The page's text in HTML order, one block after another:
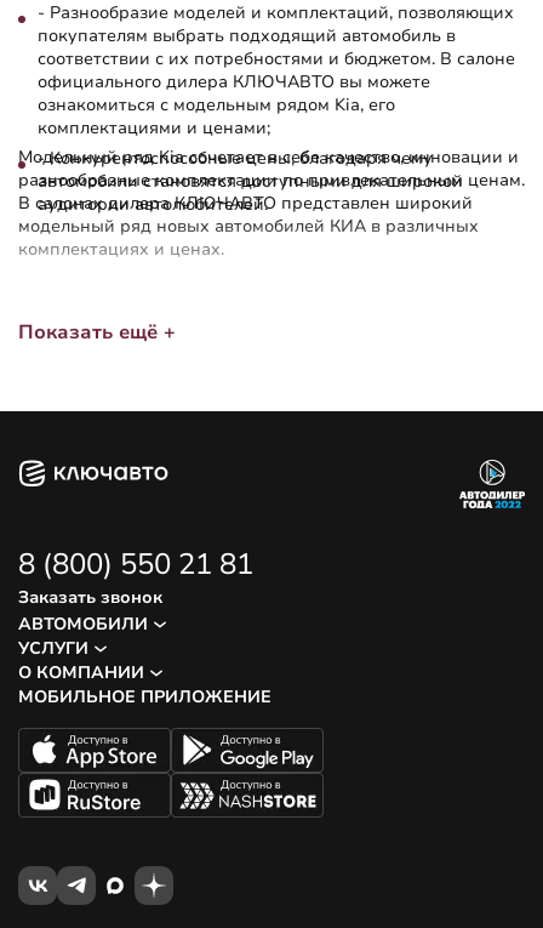
- Разнообразие моделей и комплектаций, позволяющих
покупателям выбрать подходящий автомобиль в
соответствии с их потребностями и бюджетом. В салоне
официального дилера КЛЮЧАВТО вы можете
ознакомиться с модельным рядом Kia, его
комплектациями и ценами;
- Конкурентоспособные цены, благодаря чему
автомобили становятся доступными для широкой
аудитории автолюбителей.
Модельный ряд Kia сочетает в себе качество, инновации и
разнообразные комплектации по привлекательным ценам.
В салонах дилера КЛЮЧАВТО представлен широкий
модельный ряд новых автомобилей КИА в различных
комплектациях и ценах.
Показать ещё +
8 (800) 550 21 81
Заказать звонок
АВТОМОБИЛИ
УСЛУГИ
О КОМПАНИИ
МОБИЛЬНОЕ ПРИЛОЖЕНИЕ